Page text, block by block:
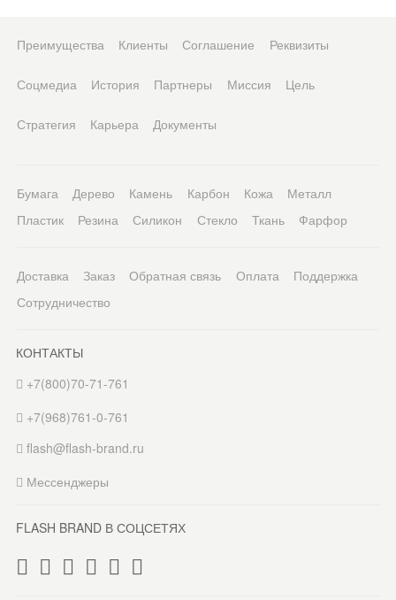
Преимущества Клиенты Соглашение Реквизиты
Соцмедиа История Партнеры Миссия Цель
Стратегия Карьера Документы
Бумага Дерево Камень Карбон Кожа
Металл
Пластик
Резина Силикон Стекло Ткань Фарфор
Доставка Заказ Обратная связь Оплата
Поддержка
Сотрудничество
КОНТАКТЫ
+7(800)70-71-761
+7(968)761-0-761
flash@flash-brand.ru
Мессенджеры
FLASH BRAND В СОЦСЕТЯХ